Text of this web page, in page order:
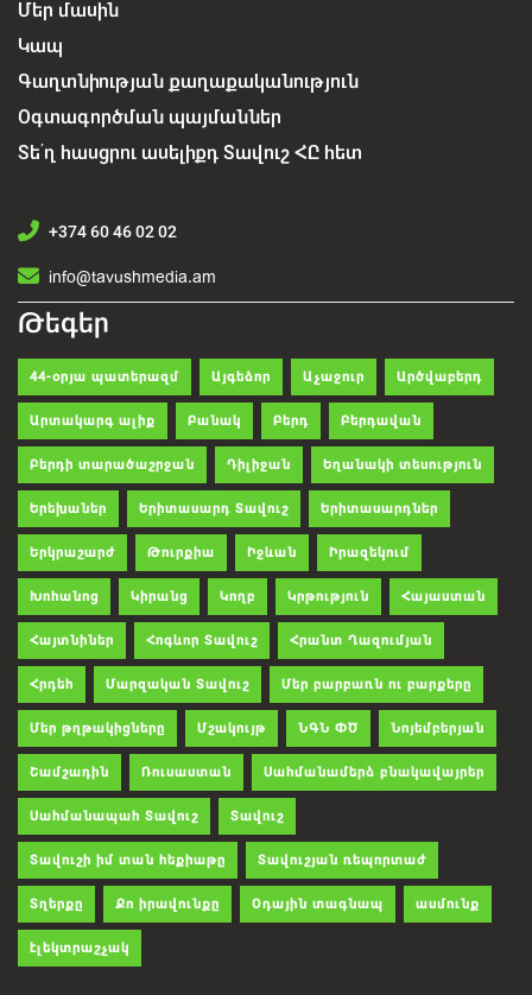
Մեր մասին
Կապ
Գաղտնիության քաղաքականություն
Օգտագործման պայմաններ
Տե՛ղ հասցրու ասելիքդ Տավուշ ՀԸ հետ
+374 60 46 02 02
info@tavushmedia.am
Թեգեր
44-օրյա պատերազմ Այգեձոր Աչաջուր Արծվաբերդ
Արտակարգ ալիք Բանակ Բերդ Բերդավան
Բերդի տարածաշրջան Դիլիջան Եղանակի տեսություն
Երեխաներ Երիտասարդ Տավուշ Երիտասարդներ
Երկրաշարժ Թուրքիա Իջևան Իրազեկում
Խոհանոց Կիրանց Կողբ Կրթություն Հայաստան
Հայտնիներ Հոգևոր Տավուշ Հրանտ Ղազումյան
Հրդեհ Մարզական Տավուշ Մեր բարբառն ու բարքերը
Մեր թղթակիցները Մշակույթ ՆԳՆ ՓԾ Նոյեմբերյան
Շամշադին Ռուսաստան Սահմանամերձ բնակավայրեր
Սահմանապահ Տավուշ Տավուշ
Տավուշի իմ տան հեքիաթը Տավուշյան ռեպորտաժ
Տղերքը Քո իրավունքը Օդային տագնապ ասմունք
էլեկտրաշչակ